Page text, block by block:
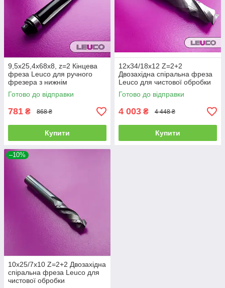
9,5х25,4х68х8, z=2 Кінцева
фреза Leuco для ручного
фрезера з нижнім
підшипником
Готово до відправки
781 ₴ 868 ₴
Купити
12х34/18х12 Z=2+2
Двозахідна спіральна фреза
Leuco для чистової обробки
Готово до відправки
4 003 ₴ 4 448 ₴
Купити
–10%
10х25/7х10 Z=2+2 Двозахідна
спіральна фреза Leuco для
чистової обробки